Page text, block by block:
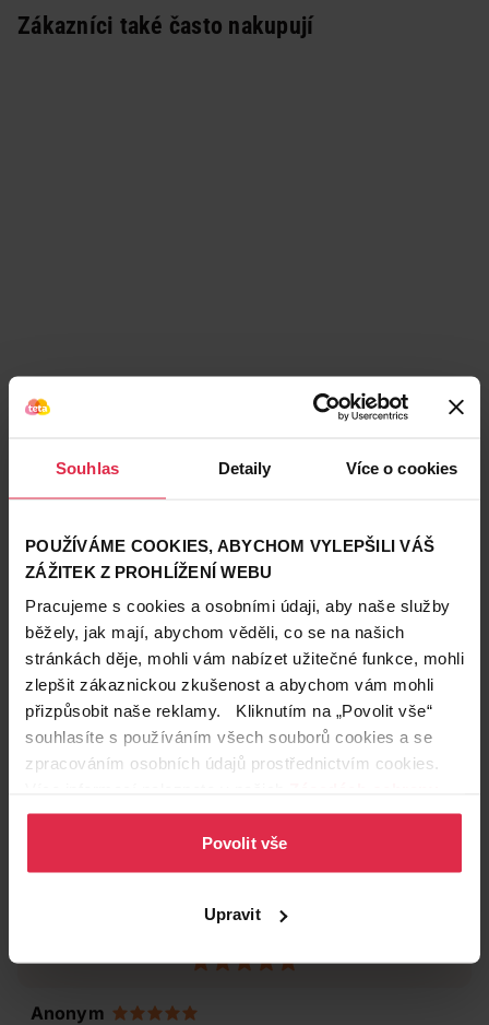
Souhlas Detaily Více o cookies
POUŽÍVÁME COOKIES, ABYCHOM VYLEPŠILI VÁŠ
ZÁŽITEK Z PROHLÍŽENÍ WEBU
Pracujeme s cookies a osobními údaji, aby naše služby
běžely, jak mají, abychom věděli, co se na našich
stránkách děje, mohli vám nabízet užitečné funkce, mohli
zlepšit zákaznickou zkušenost a abychom vám mohli
přizpůsobit naše reklamy. Kliknutím na „Povolit vše“
souhlasíte s používáním všech souborů cookies a se
zpracováním osobních údajů prostřednictvím cookies.
osobních údajů.
Povolit vše
Upravit
Zákazníci také často nakupují
Hodnocení produktu(1)
5
Anonym